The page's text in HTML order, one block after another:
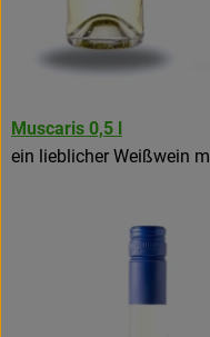
Muscaris 0,5 l
ein lieblicher Weißwein